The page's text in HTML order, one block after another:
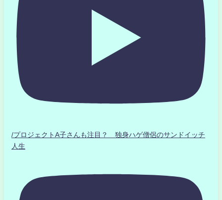
/プロジェクトA子さんも注目？ 独身ハゲ僧侶のサンドイッチ
人生